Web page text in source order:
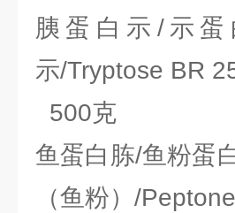
胰蛋白示/示
示/Tryptose BR
500克
鱼蛋白胨/鱼粉蛋
（鱼粉）/